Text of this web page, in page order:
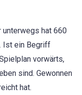
hat 660
Ist ein Begriff
vorwärts,
sind. Gewonnen
hat.